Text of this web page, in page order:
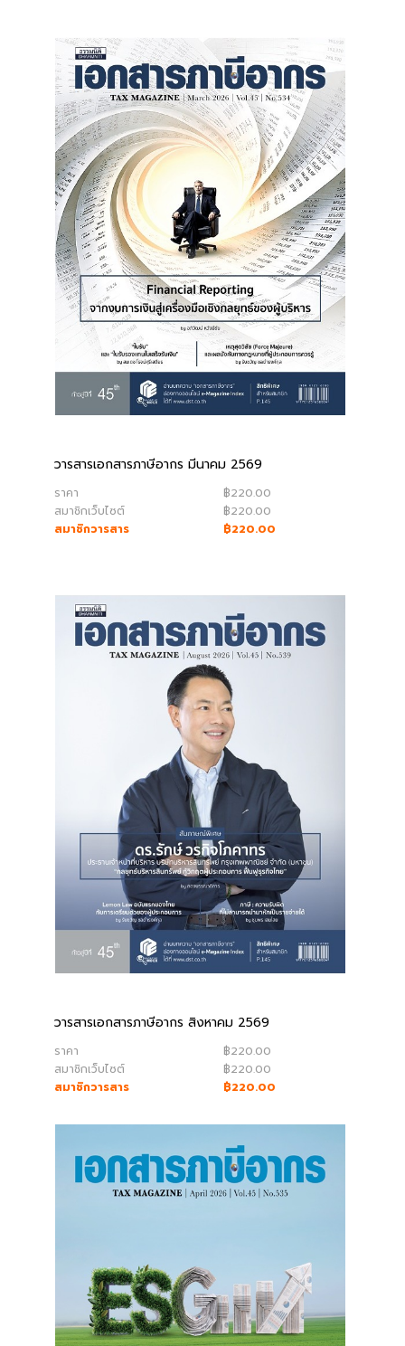
วารสารเอกสารภาษีอากร มีนาคม 2569
ราคา
฿220.00
สมาชิกเว็บไซต์
฿220.00
สมาชิกวารสาร
฿220.00
วารสารเอกสารภาษีอากร สิงหาคม 2569
ราคา
฿220.00
สมาชิกเว็บไซต์
฿220.00
สมาชิกวารสาร
฿220.00